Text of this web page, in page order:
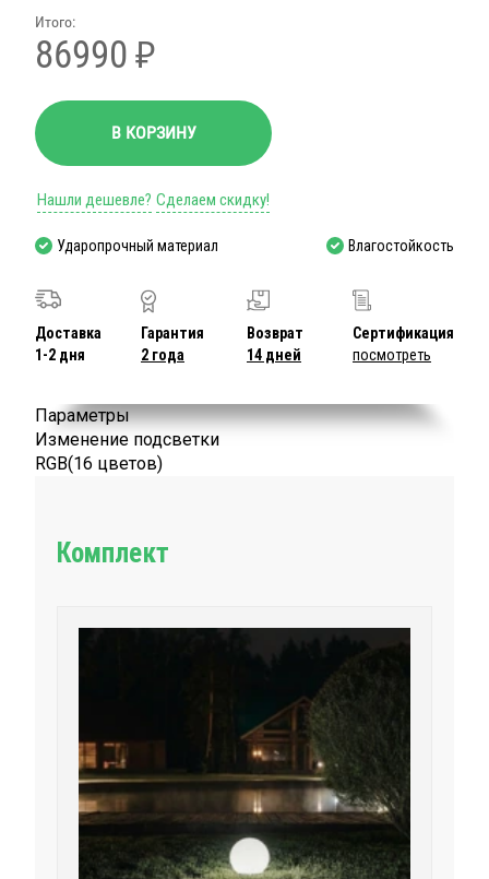
Итого:
86990 ₽
В КОРЗИНУ
Нашли дешевле? Сделаем скидку!
Ударопрочный материал Влагостойкость
Доставка
1-2 дня
Гарантия
2 года
Возврат
14 дней
Сертификация
посмотреть
Параметры
Изменение подсветки
RGB(16 цветов)
Комплект